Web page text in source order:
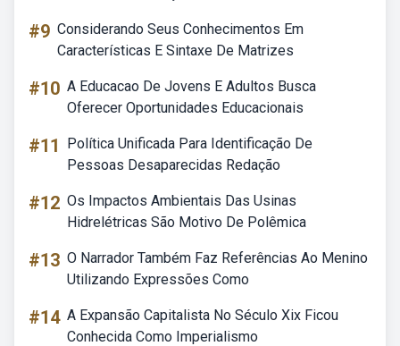
#9 Considerando Seus Conhecimentos Em
Características E Sintaxe De Matrizes
#10 A Educacao De Jovens E Adultos Busca
Oferecer Oportunidades Educacionais
#11
Política Unificada Para Identificação De
Pessoas Desaparecidas Redação
#12 Os Impactos Ambientais Das Usinas
Hidrelétricas São Motivo De Polêmica
#13 O Narrador Também Faz Referências Ao Menino
Utilizando Expressões Como
#14 A Expansão Capitalista No Século Xix Ficou
Conhecida Como Imperialismo